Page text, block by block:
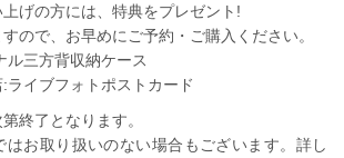
げの方には、特典をプレゼント!
ので、お早めにご予約・ご購入ください。
ル三方背収納ケース
:ライブフォトポストカード
終了となります。
お取り扱いのない場合もございます。詳し